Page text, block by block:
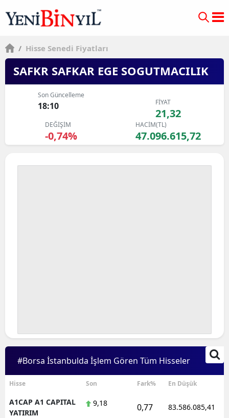
/ Hisse Senedi Fiyatları
SAFKR SAFKAR EGE SOGUTMACILIK
Son Güncelleme
18:10 FİYAT
21,32
DEĞİŞİM
-0,74%
HACİM(TL)
47.096.615,72
#Borsa İstanbulda İşlem Gören Tüm Hisseler
Hisse Son Fark% En Düşük
A1CAP A1 CAPITAL
YATIRIM
9,18 0,77 83.586.085,41